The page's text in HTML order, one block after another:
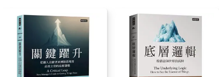
「課題分離」理論由奧地利心理學家阿爾弗雷德‧阿德勒(Alfred
Adler）提出，原意指「要解決人際關係的煩惱，就要區分什麼是
你的課題，什麼是我的課題」。綁架索要贖金，是綁匪的課題，
而因綁架遭受損失，是首富的課題。
比如，有人在地鐵裡踩了我一腳，誰的錯？我的錯。
明明是他踩了我，為什麼是我的錯呢？難道我不應該要求他道歉
嗎？我可以要求他道歉，但是，道歉有什麼用？而且，我要求他